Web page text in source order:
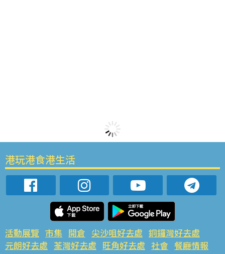
港玩港食港生活
活動展覽 市集 開倉 尖沙咀好去處 銅鑼灣好去處
元朗好去處 荃灣好去處 旺角好去處 社會 餐廳情報